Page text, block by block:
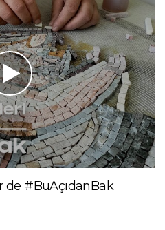
de #BuAçıdanBak